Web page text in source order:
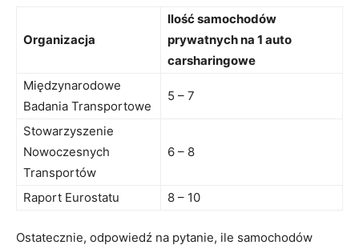
Organizacja
Ilość samochodów
prywatnych na ​1 auto
carsharingowe
Międzynarodowe
Badania Transportowe
5 – 7
Stowarzyszenie
Nowoczesnych
Transportów
6 – 8
Raport Eurostatu 8 – 10
Ostatecznie, odpowiedź ⁤na pytanie, ile samochodów